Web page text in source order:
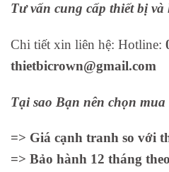
Tư vấn cung cấp thiết bị và
Chi tiết xin liên hệ: Hotline:
thietbicrown@gmail.com
Tại sao Bạn nên chọn
=> Giá cạnh tranh so với
=> Bảo hành 12 tháng